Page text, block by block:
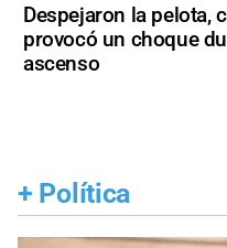
Despejaron la pelota,
provocó un choque
ascenso
+ Política